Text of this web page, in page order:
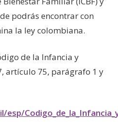
podrás encontrar con
la ley colombiana.
de la Infancia y
artículo 75, parágrafo 1 y